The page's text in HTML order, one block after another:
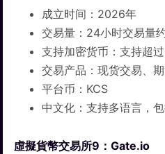
成立时间：2026年
交易量：24小时交易量
支持加密货币：支持超
交易产品：现货交易、
平台币：KCS
中文化：支持多语言，
虛擬貨幣交易所9：Gate.io